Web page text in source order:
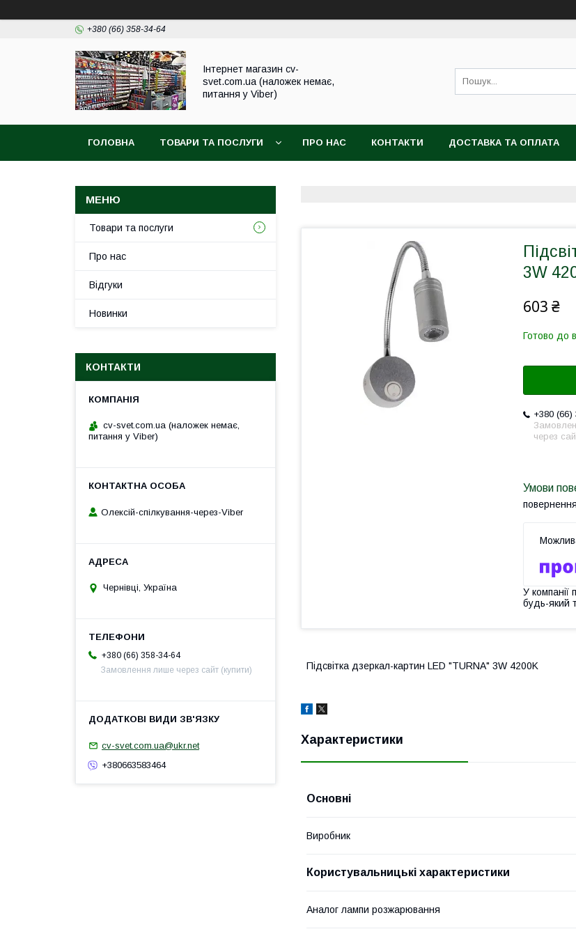
+380 (66) 358-34-64
Інтернет магазин cv-
svet.com.ua (наложек немає,
питання у Viber)
ГОЛОВНА ТОВАРИ ТА ПОСЛУГИ ПРО НАС КОНТАКТИ ДОСТАВКА ТА ОПЛАТА
3W
603 ₴
Готово до
+380 (66)
через
У компанії
будь-який
Підсвітка дзеркал-картин LED "TURNA" 3W 4200K
Характеристики
Основні
Виробник
Користувальницькі характеристики
Аналог лампи розжарювання
Товари та послуги
Про нас
Відгуки
Новинки
КОНТАКТИ
cv-svet.com.ua (наложек немає,
питання у Viber)
Олексій-спілкування-через-Viber
Чернівці, Україна
+380 (66) 358-34-64
Замовлення лише через сайт (купити)
cv-svet.com.ua@ukr.net
+380663583464